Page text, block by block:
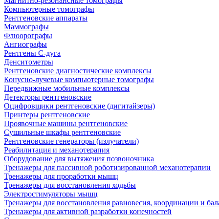
Компьютерные томографы
Рентгеновские аппараты
Маммографы
Флюорографы
Ангиографы
Рентгены С-дуга
Денситометры
Рентгеновские диагностические комплексы
Конусно-лучевые компьютерные томографы
Передвижные мобильные комплексы
Детекторы рентгеновские
Оцифровщики рентгеновские (дигитайзеры)
Принтеры рентгеновские
Проявочные машины рентгеновские
Сушильные шкафы рентгеновские
Рентгеновские генераторы (излучатели)
Реабилитация и механотерапия
Оборудование для вытяжения позвоночника
Тренажеры для пассивной роботизированной механотерапии
Тренажеры для проработки мышц
Тренажеры для восстановления ходьбы
Электростимуляторы мышц
Тренажеры для восстановления равновесия, координации и
Тренажеры для активной разработки конечностей